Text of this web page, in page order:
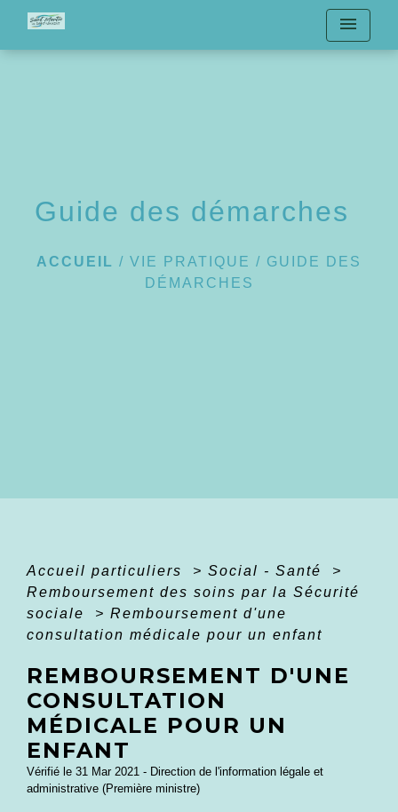
menu
Guide des démarches
ACCUEIL / VIE PRATIQUE / GUIDE DES
DÉMARCHES
Accueil particuliers > Social - Santé
>
Remboursement des soins par la Sécurité
sociale
> Remboursement d'une
consultation médicale pour un enfant
REMBOURSEMENT D'UNE
CONSULTATION
MÉDICALE POUR UN
ENFANT
Vérifié le 31 Mar 2021 - Direction de l'information légale et
administrative (Première ministre)